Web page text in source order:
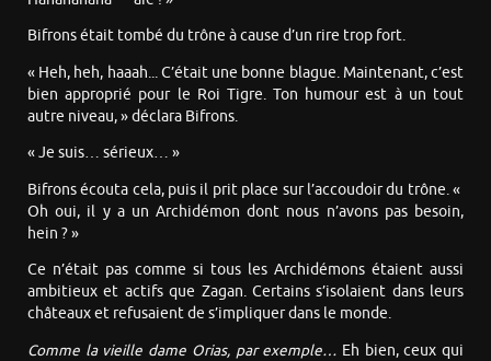
Bifrons était tombé du trône à cause d’un rire trop fort.
« Heh, heh, haaah... C’était une bonne blague. Maintenant, c’est
bien approprié pour le Roi Tigre. Ton humour est à un tout
autre niveau, » déclara Bifrons.
« Je suis… sérieux… »
Bifrons écouta cela, puis il prit place sur l’accoudoir du trône. «
Oh oui, il y a un Archidémon dont nous n’avons pas besoin,
hein ? »
Ce n’était pas comme si tous les Archidémons étaient aussi
ambitieux et actifs que Zagan. Certains s’isolaient dans leurs
châteaux et refusaient de s’impliquer dans le monde.
Comme la vieille dame Orias, par exemple… Eh bien, ceux qui